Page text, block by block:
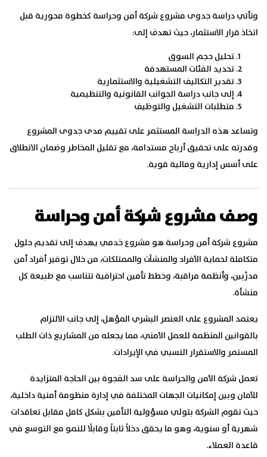
وتأتي دراسة جدوى مشروع شركة أمن وحراسة كخطوة محورية قبل
اتخاذ قرار الاستثمار، حيث تهدف إلى:
تحليل حجم السوق
تحديد الفئات المستهدفة
تقدير التكاليف التشغيلية والاستثمارية
إلى جانب دراسة الجوانب القانونية والتنظيمية
متطلبات التشغيل والتوظيف
وتساعد هذه الدراسة المستثمر على تقييم مدى جدوى المشروع
وقدرته على تحقيق أرباح مستدامة، مع تقليل المخاطر وضمان الانطلاق
على أسس إدارية ومالية قوية.
وصف مشروع شركة أمن وحراسة
مشروع شركة أمن وحراسة هو مشروع خدمي يهدف إلى تقديم حلول
متكاملة لحماية الأفراد والمنشآت والممتلكات، من خلال توفير أفراد أمن
مدرَّبين، وأنظمة مراقبة، وخطط تأمين احترافية تتناسب مع طبيعة كل
منشأة.
يعتمد المشروع على العنصر البشري المؤهل، إلى جانب الالتزام
بالقوانين المنظمة للعمل الأمني، مما يجعله من المشاريع ذات الطلب
المستمر والاستقرار النسبي في الإيرادات.
تعمل شركة الأمن والحراسة على سد الفجوة بين الحاجة المتزايدة
للأمان وبين إمكانيات الجهات المختلفة في إدارة منظومة أمنية داخلية،
حيث تقوم الشركة بتولي مسؤولية التأمين بشكل كامل مقابل تعاقدات
شهرية أو سنوية، وهو ما يحقق دخلاً ثابتاً وقابلًا للنمو مع التوسع في
قاعدة العملاء.